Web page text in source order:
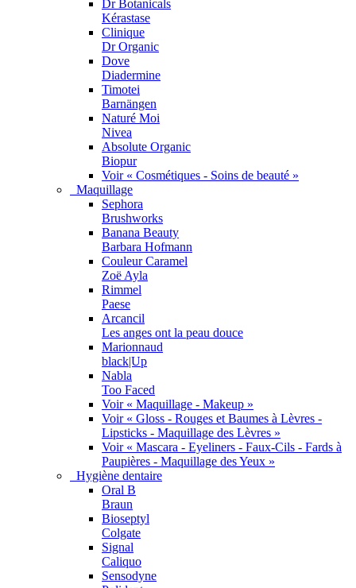
Dr Botanicals
Kérastase
Clinique
Dr Organic
Dove
Diadermine
Timotei
Barnängen
Naturé Moi
Nivea
Absolute Organic
Biopur
Voir « Cosmétiques - Soins de beauté »
Maquillage
Sephora
Brushworks
Banana Beauty
Barbara Hofmann
Couleur Caramel
Zoë Ayla
Rimmel
Paese
Arcancil
Les anges ont la peau douce
Marionnaud
black|Up
Nabla
Too Faced
Voir « Maquillage - Makeup »
Voir « Gloss - Rouges et Baumes à Lèvres -
Lipsticks - Maquillage des Lèvres »
Voir « Mascara - Eyeliners - Faux-Cils - Fards à
Paupières - Maquillage des Yeux »
Hygiène dentaire
Oral B
Braun
Bioseptyl
Colgate
Signal
Caliquo
Sensodyne